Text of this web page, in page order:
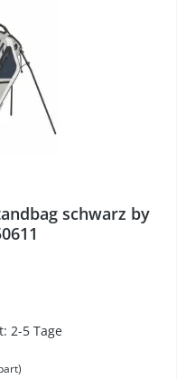
schwarz by
2-5 Tage